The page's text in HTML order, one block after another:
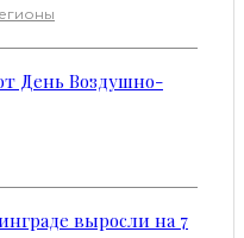
День Воздушно-
выросли на 7